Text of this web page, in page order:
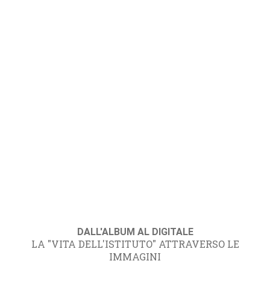
DALL'ALBUM AL DIGITALE
LA "VITA DELL'ISTITUTO" ATTRAVERSO LE
IMMAGINI